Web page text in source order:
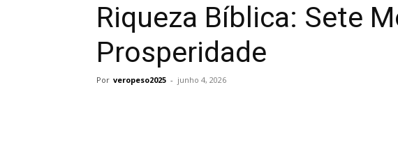
Riqueza Bíblica: Sete
Prosperidade
Por veropeso2025 - junho 4, 2026